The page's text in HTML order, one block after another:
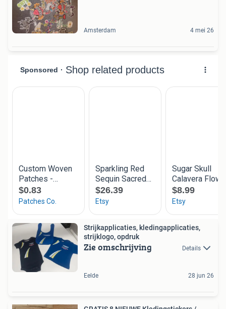
Amsterdam 4 mei 26
Strijkapplicaties, kledingapplicaties,
strijklogo, opdruk
Zie omschrijving Details
Eelde 28 jun 26